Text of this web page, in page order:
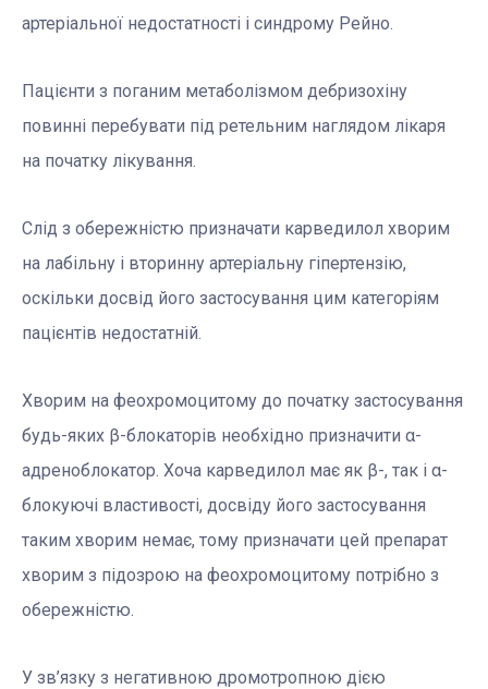
артеріальної недостатності і синдрому Рейно.
Пацієнти з поганим метаболізмом дебризохіну
повинні перебувати під ретельним наглядом лікаря
на початку лікування.
Слід з обережністю призначати карведилол хворим
на лабільну і вторинну артеріальну гіпертензію,
оскільки досвід його застосування цим категоріям
пацієнтів недостатній.
Хворим на феохромоцитому до початку застосування
будь-яких β-блокаторів необхідно призначити α-
адреноблокатор. Хоча карведилол має як β-, так і α-
блокуючі властивості, досвіду його застосування
таким хворим немає, тому призначати цей препарат
хворим з підозрою на феохромоцитому потрібно з
обережністю.
У зв’язку з негативною дромотропною дією